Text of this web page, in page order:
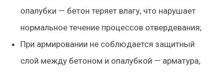
опалубки — бетон теряет влагу, что нарушает
нормальное течение процессов отвердевания;
При армировании не соблюдается защитный
слой между бетоном и опалубкой — арматура,